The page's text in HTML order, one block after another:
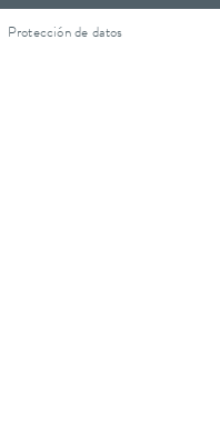
Protección de datos